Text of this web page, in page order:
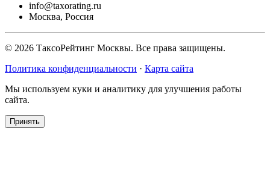
info@taxorating.ru
Москва, Россия
© 2026 ТаксоРейтинг Москвы. Все права защищены.
Политика конфиденциальности · Карта сайта
Мы используем куки и аналитику для улучшения работы
сайта.
Принять